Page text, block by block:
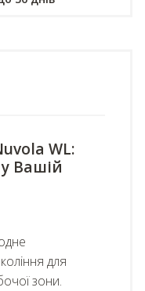
WL:
Вашій
для
зони.